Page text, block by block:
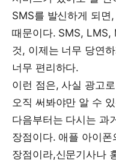
SMS를 발신하게 되면
때문이다. SMS, LMS,
것, 이제는 너무 당연
너무 편리하다.
이런 점은, 사실 광고
오직 써봐야만 알 수
다음부터는 다시는 과
장점이다. 애플 아이
장점이라,신문기사나